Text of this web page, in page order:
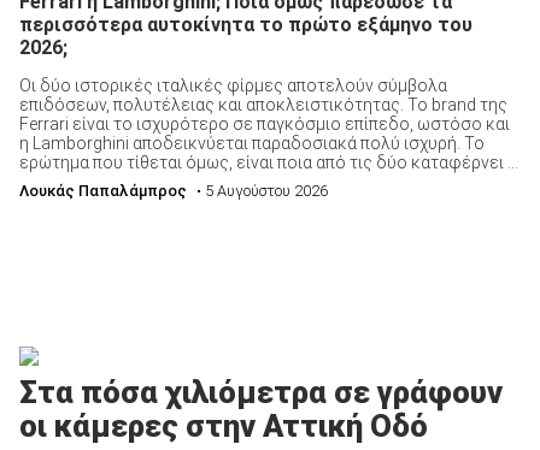
περισσότερα αυτοκίνητα το πρώτο εξάμηνο του
2026;
Οι δύο ιστορικές ιταλικές φίρμες αποτελούν σύμβολα
επιδόσεων, πολυτέλειας και αποκλειστικότητας. Το brand της
Ferrari είναι το ισχυρότερο σε παγκόσμιο επίπεδο, ωστόσο και
η Lamborghini αποδεικνύεται παραδοσιακά πολύ ισχυρή. Το
ερώτημα που τίθεται όμως, είναι ποια από τις δύο καταφέρνει ...
Λουκάς Παπαλάμπρος • 5 Αυγούστου 2026
Στα πόσα χιλιόμετρα σε γράφουν
οι κάμερες στην Αττική Οδό